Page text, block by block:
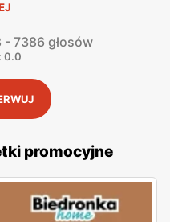
produktów
atrakcyjnych niskich
wybór, częste
oferowanych produktów.
strategii marketingowej
promocyjna
ofertach.
, publikowana co tydzień,
oferty i
klienci mogą
- 7386 głosów
0.0
promocyjne